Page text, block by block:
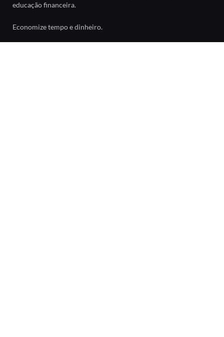
educação financeira.
Economize tempo e dinheiro.